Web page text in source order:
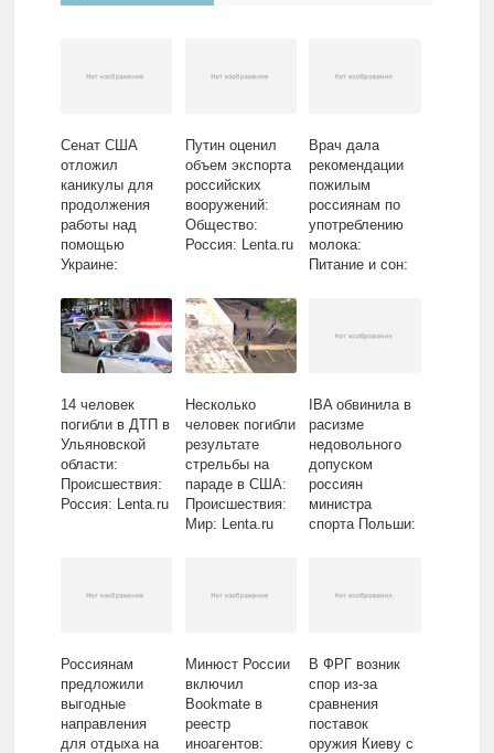
Сенат США
отложил
каникулы для
продолжения
работы над
помощью
Украине:
Lenta.ru
Путин оценил
объем экспорта
российских
вооружений:
Общество:
Россия: Lenta.ru
Врач дала
рекомендации
пожилым
россиянам по
употреблению
молока:
Питание и сон:
14 человек
погибли в ДТП в
Ульяновской
области:
Происшествия:
Россия: Lenta.ru
Несколько
человек погибли
результате
стрельбы на
параде в США:
Происшествия:
Мир: Lenta.ru
IBA обвинила в
расизме
недовольного
допуском
россиян
министра
спорта Польши:
Россиянам
предложили
выгодные
направления
для отдыха на
Минюст России
включил
Bookmate в
реестр
иноагентов:
В ФРГ возник
спор из-за
сравнения
поставок
оружия Киеву с